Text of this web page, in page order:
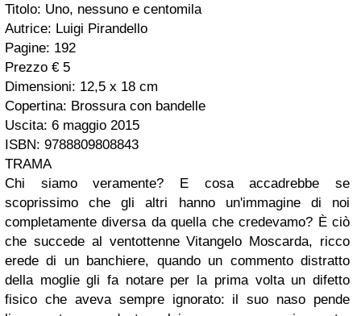
Titolo: Uno, nessuno e centomila
Autrice: Luigi Pirandello
Pagine: 192
Prezzo € 5
Dimensioni: 12,5 x 18 cm
Copertina: Brossura con bandelle
Uscita: 6 maggio 2015
ISBN: 9788809808843
TRAMA
Chi siamo veramente? E cosa accadrebbe se
scoprissimo che gli altri hanno un'immagine di noi
completamente diversa da quella che credevamo? È ciò
che succede al ventottenne Vitangelo Moscarda, ricco
erede di un banchiere, quando un commento distratto
della moglie gli fa notare per la prima volta un difetto
fisico che aveva sempre ignorato: il suo naso pende